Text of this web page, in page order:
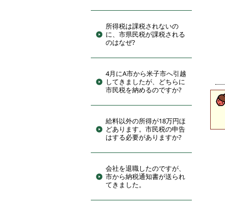
所得税は課税されないの
に、市県民税が課税される
のはなぜ?
4月にA市から米子市へ引越
してきましたが、どちらに
市民税を納めるのですか?
給料以外の所得が18万円ほ
どあります。市民税の申告
はする必要がありますか?
会社を退職したのですが、
市から納税通知書が送られ
てきました。